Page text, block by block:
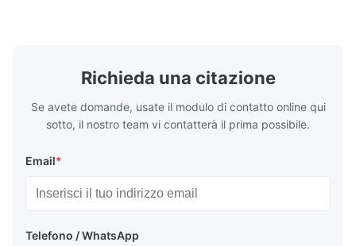
distribution in production processes. Flow
Plate Features Complex, Burr
Richieda una citazione
Se avete domande, usate il modulo di contatto online qui
sotto, il nostro team vi contatterà il prima possibile.
Email*
Telefono / WhatsApp